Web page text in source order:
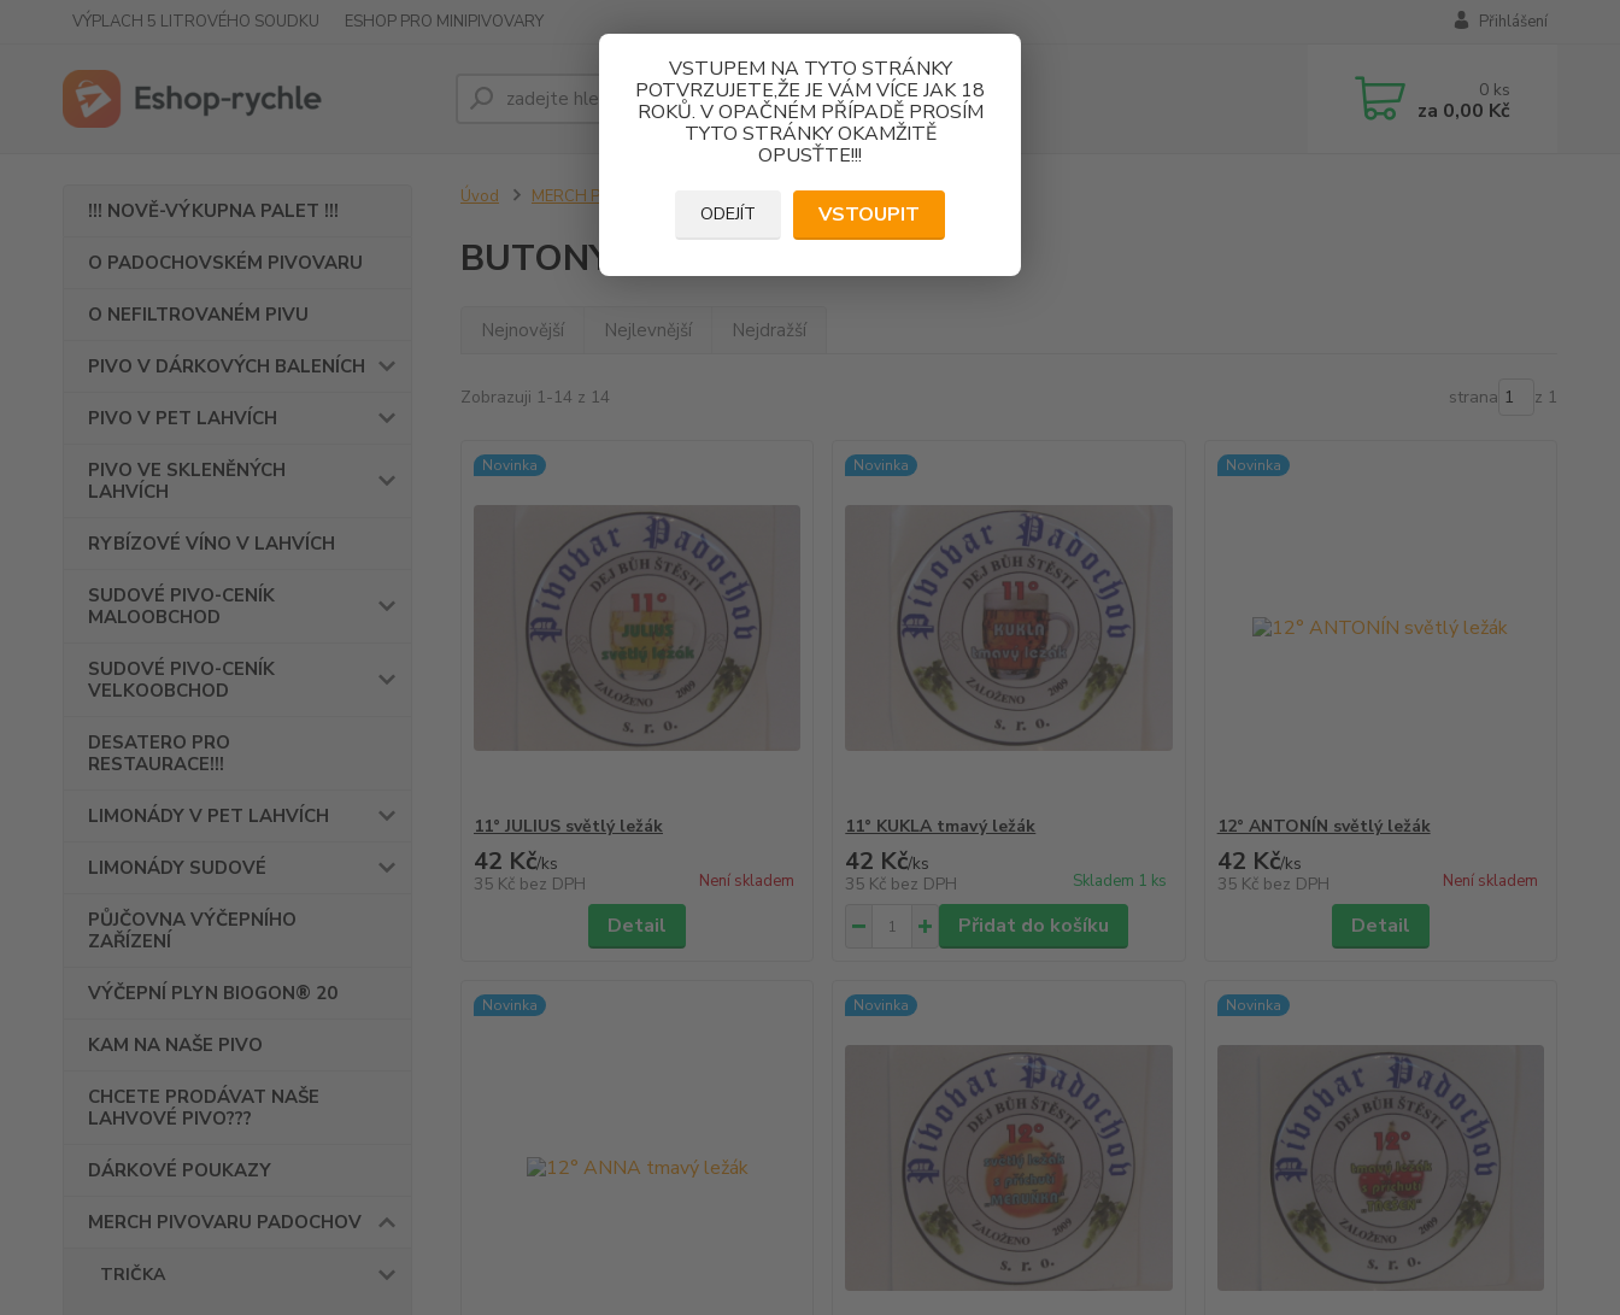
VSTUPEM NA TYTO STRÁNKY
POTVRZUJETE,ŽE JE VÁM VÍCE JAK 18
ROKŮ. V OPAČNÉM PŘÍPADĚ PROSÍM
TYTO STRÁNKY OKAMŽITĚ
OPUSŤTE!!!
ODEJÍT VSTOUPIT
VÝPLACH 5 LITROVÉHO SOUDKU ESHOP PRO MINIPIVOVARY Přihlášení
Hledat 0 ks
za 0,00 Kč
!!! NOVĚ-VÝKUPNA PALET !!!
O PADOCHOVSKÉM PIVOVARU
O NEFILTROVANÉM PIVU
PIVO V DÁRKOVÝCH BALENÍCH
PIVO V PET LAHVÍCH
PIVO VE SKLENĚNÝCH
LAHVÍCH
RYBÍZOVÉ VÍNO V LAHVÍCH
SUDOVÉ PIVO-CENÍK
MALOOBCHOD
SUDOVÉ PIVO-CENÍK
VELKOOBCHOD
DESATERO PRO
RESTAURACE!!!
LIMONÁDY V PET LAHVÍCH
LIMONÁDY SUDOVÉ
PŮJČOVNA VÝČEPNÍHO
ZAŘÍZENÍ
VÝČEPNÍ PLYN BIOGON® 20
KAM NA NAŠE PIVO
CHCETE PRODÁVAT NAŠE
LAHVOVÉ PIVO???
DÁRKOVÉ POUKAZY
MERCH PIVOVARU PADOCHOV
TRIČKA
Úvod MERCH PIVOVARU PADOCHOV BUTONY
BUTONY
Nejnovější Nejlevnější Nejdražší
Zobrazuji 1-14 z 14 strana z 1
Novinka
11° JULIUS světlý ležák
42 Kč/ks
35 Kč bez DPH Není skladem
Detail
Novinka
11° KUKLA tmavý ležák
42 Kč/ks
35 Kč bez DPH Skladem 1 ks
Přidat do košíku
Novinka
12° ANTONÍN světlý ležák
42 Kč/ks
35 Kč bez DPH Není skladem
Detail
Novinka Novinka Novinka